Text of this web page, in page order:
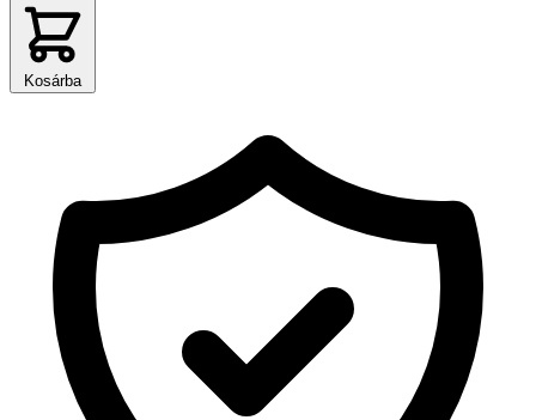
Kosárba